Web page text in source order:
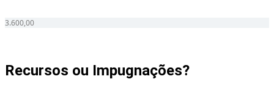
3.600,00
Recursos ou Impugnações? ​